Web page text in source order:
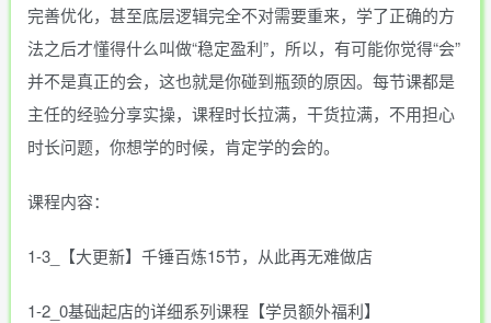
完善优化，甚至底层逻辑完全不对需要重来，学了正确的方
法之后才懂得什么叫做“稳定盈利”，所以，有可能你觉得“会”
并不是真正的会，这也就是你碰到瓶颈的原因。每节课都是
主任的经验分享实操，课程时长拉满，干货拉满，不用担心
时长问题，你想学的时候，肯定学的会的。
课程内容：
1-3_【大更新】千锤百炼15节，从此再无难做店
1-2_0基础起店的详细系列课程【学员额外福利】